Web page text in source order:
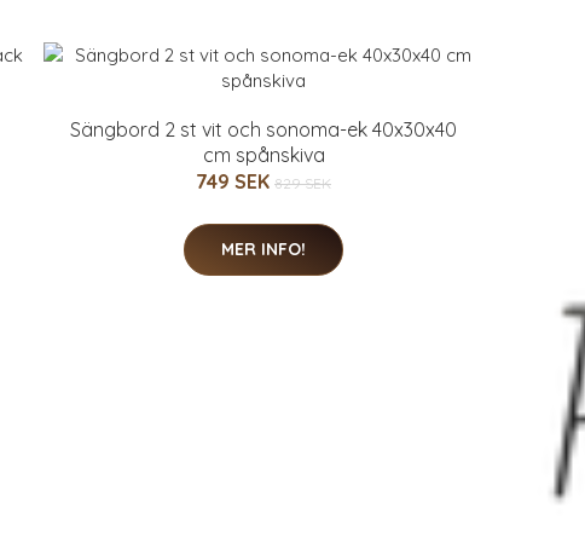
Sängbord 2 st vit och sonoma-ek 40x30x40
cm spånskiva
749 SEK 829 SEK
MER INFO!